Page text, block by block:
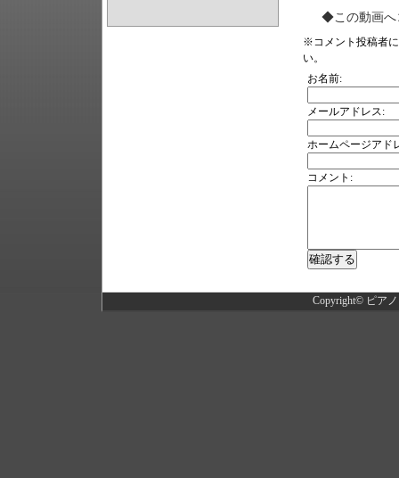
◆この動画へ
※コメント投稿者
い。
お名前:
メールアドレス:
ホームページアド
コメント:
Copyright© ピア